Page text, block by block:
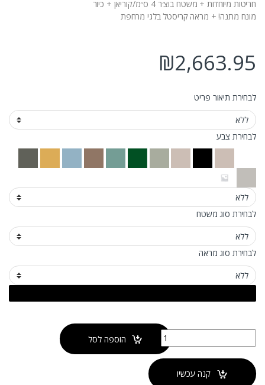
חריטות מיוחדות + משטח בוצ׳ר 4 ס״מ/קוריאן + כיור
מונח מתנה! + מראה קריסטל בלגי מרחפת
₪2,663.95
לבחירת תיאור פריט
לבחירת צבע
לבחירת סוג משטח
לבחירת סוג מראה
כמות של ארון אמבטיה מחורץ דגם בר הוספה לסל
קנה עכשיו